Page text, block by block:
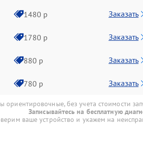
1480 р Заказать
1780 р Заказать
880 р Заказать
780 р Заказать
ориентировочные, без учета стоимости
Записывайтесь на бесплатную
ваше устройство и укажем на